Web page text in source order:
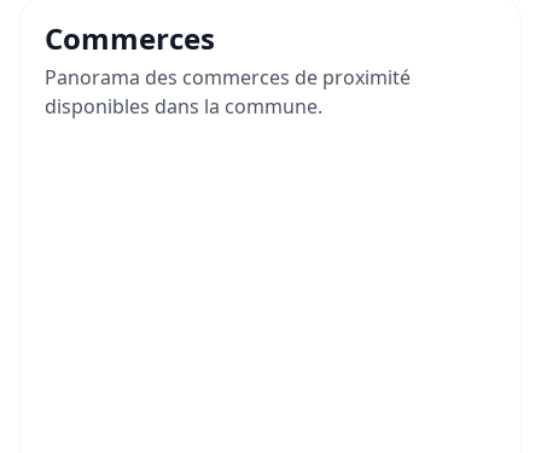
Commerces
Panorama des commerces de proximité
disponibles dans la commune.